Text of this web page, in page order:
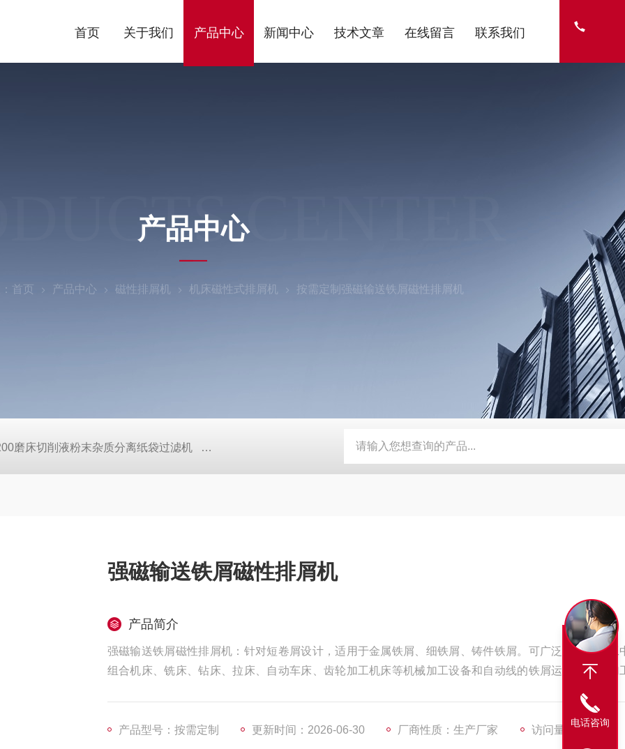
首页 关于我们 产品中心 新闻中心 技术文章 在线留言 联系我们
CENTER
产品中心
首页 产品中心 磁性排屑机 机床磁性式排屑机 按需定制强磁输送铁屑磁性排屑机
磨床切削液粉末杂质分离纸袋过滤机 定做机床链板式排屑器 定制磨床纸带过滤机 TH磨床切削液铁屑分离磁性分离器
强磁输送铁屑磁性排屑机
产品简介
强磁输送铁屑磁性排屑机：针对短卷屑设计，适用于金属铁屑、细铁屑、铸件铁屑。可广泛应用于加工
组合机床、铣床、钻床、拉床、自动车床、齿轮加工机床等机械加工设备和自动线的铁屑运输及湿式加
产品型号：按需定制
更新时间：2026-06-30 厂商性质：生产厂家 访问量：3602
电话咨询